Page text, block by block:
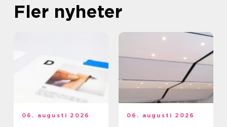
Fler nyheter
06. augusti 2026 06. augusti 2026